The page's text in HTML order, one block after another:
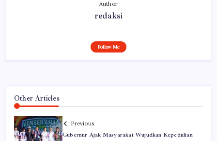
Author
redaksi
Follow Me
Other Articles
Previous
Gubernur Ajak Masyarakat Wujudkan Kepedulian